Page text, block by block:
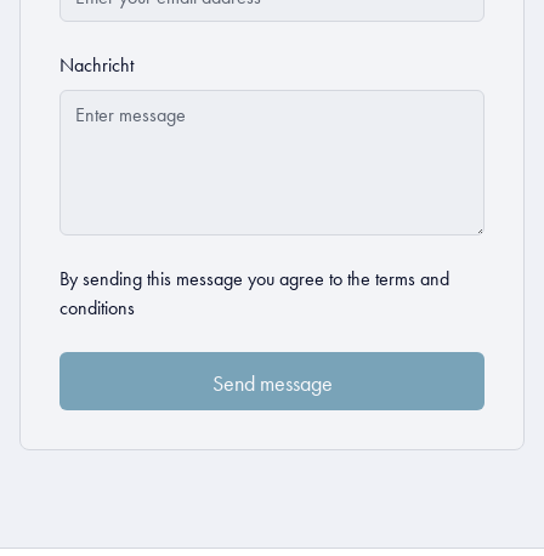
Nachricht
By sending this message you agree to the terms and
conditions